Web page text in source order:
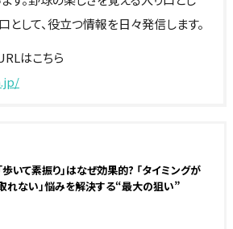
として、役立つ情報を日々発信します。
はこちら
歩いて素振り」はなぜ効果的? 「タイミングが
れない」悩みを解決する“最大の狙い”